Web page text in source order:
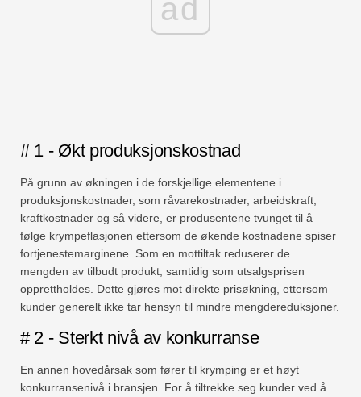
ad
# 1 - Økt produksjonskostnad
På grunn av økningen i de forskjellige elementene i
produksjonskostnader, som råvarekostnader, arbeidskraft,
kraftkostnader og så videre, er produsentene tvunget til å
følge krympeflasjonen ettersom de økende kostnadene spiser
fortjenestemarginene. Som en mottiltak reduserer de
mengden av tilbudt produkt, samtidig som utsalgsprisen
opprettholdes. Dette gjøres mot direkte prisøkning, ettersom
kunder generelt ikke tar hensyn til mindre mengdereduksjoner.
# 2 - Sterkt nivå av konkurranse
En annen hovedårsak som fører til krymping er et høyt
konkurransenivå i bransjen. For å tiltrekke seg kunder ved å